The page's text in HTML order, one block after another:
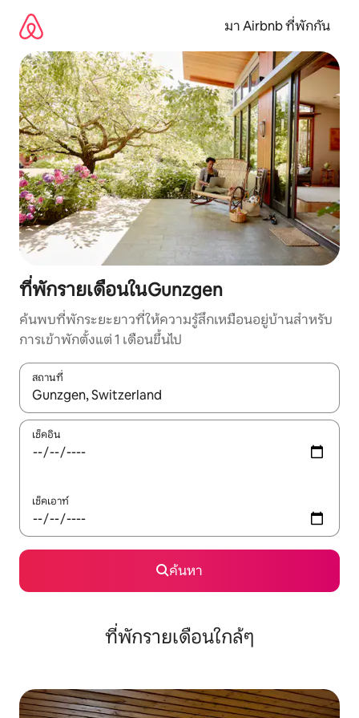
เนื้อหา
มา Airbnb ที่พักกัน
ที่พักรายเดือนในGunzgen
ค้นพบที่พักระยะยาวที่ให้ความรู้สึกเหมือนอยู่บ้านสำหรับ
การเข้าพักตั้งแต่ 1 เดือนขึ้นไป
สถานที่
ใช้ลูกศรขึ้นลง หรือใช้การสัมผัสหรือปัด เพื่อสำรวจผลการค้นหา
เช็คอิน
เช็คเอาท์
ค้นหา
ที่พักรายเดือนใกล้ๆ